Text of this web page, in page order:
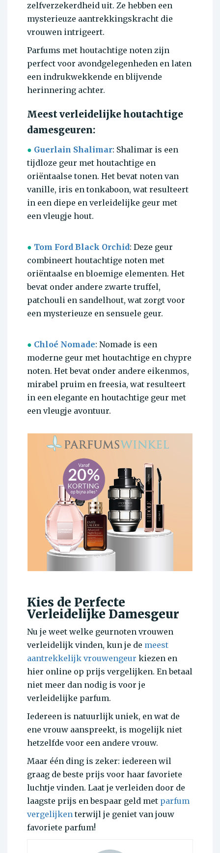
zelfverzekerdheid uit. Ze hebben een
mysterieuze aantrekkingskracht die
vrouwen intrigeert.
Parfums met houtachtige noten zijn
perfect voor avondgelegenheden en laten
een indrukwekkende en blijvende
herinnering achter.
Meest verleidelijke houtachtige
damesgeuren:
● Guerlain Shalimar: Shalimar is een
tijdloze geur met houtachtige en
oriëntaalse tonen. Het bevat noten van
vanille, iris en tonkaboon, wat resulteert
in een diepe en verleidelijke geur met
een vleugje hout.
● Tom Ford Black Orchid: Deze geur
combineert houtachtige noten met
oriëntaalse en bloemige elementen. Het
bevat onder andere zwarte truffel,
patchouli en sandelhout, wat zorgt voor
een mysterieuze en sensuele geur.
● Chloé Nomade: Nomade is een
moderne geur met houtachtige en chypre
noten. Het bevat onder andere eikenmos,
mirabel pruim en freesia, wat resulteert
in een elegante en houtachtige geur met
een vleugje avontuur.
Kies de Perfecte
Verleidelijke Damesgeur
Nu je weet welke geurnoten vrouwen
verleidelijk vinden, kun je de meest
aantrekkelijk vrouwengeur kiezen en
hier online op prijs vergelijken. En betaal
niet meer dan nodig is voor je
verleidelijke parfum.
Iedereen is natuurlijk uniek, en wat de
ene vrouw aanspreekt, is mogelijk niet
hetzelfde voor een andere vrouw.
Maar één ding is zeker: iedereen wil
graag de beste prijs voor haar favoriete
luchtje vinden. Laat je verleiden door de
laagste prijs en bespaar geld met parfum
vergelijken terwijl je geniet van jouw
favoriete parfum!